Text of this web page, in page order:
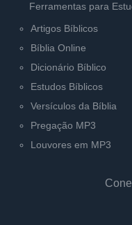
Ferramentas para
Artigos Bíblicos
Bíblia Online
Dicionário Bíblico
Estudos Bíblicos
Versículos da Bíblia
Pregação MP3
Louvores em MP3